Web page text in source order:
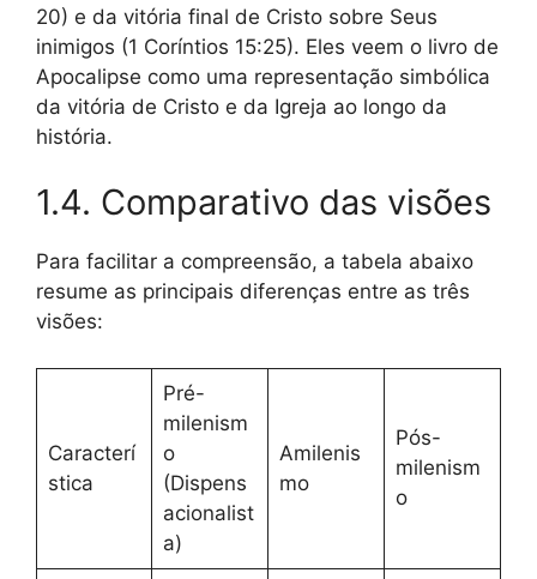
20) e da vitória final de Cristo sobre Seus
inimigos (1 Coríntios 15:25). Eles veem o livro de
Apocalipse como uma representação simbólica
da vitória de Cristo e da Igreja ao longo da
história.
1.4. Comparativo das visões
Para facilitar a compreensão, a tabela abaixo
resume as principais diferenças entre as três
visões:
Caracterí
stica
Pré-
milenism
o
(Dispens
acionalist
a)
Amilenis
mo
Pós-
milenism
o